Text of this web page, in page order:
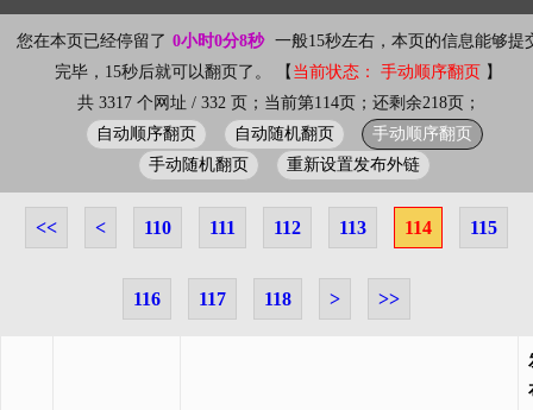
您在本页已经停留了 0小时0分8秒
一般15秒左右，本页的信息能够提
完毕，15秒后就可以翻页了。 【 当前状态： 手动顺序翻页 】
共 3317 个网址 / 332 页；当前第114页；还剩余218页；
自动顺序翻页 自动随机翻页
手动顺序翻页
手动随机翻页
重新设置发布外链
<< < 110 111 112 113 114 115
116 117 118 > >>